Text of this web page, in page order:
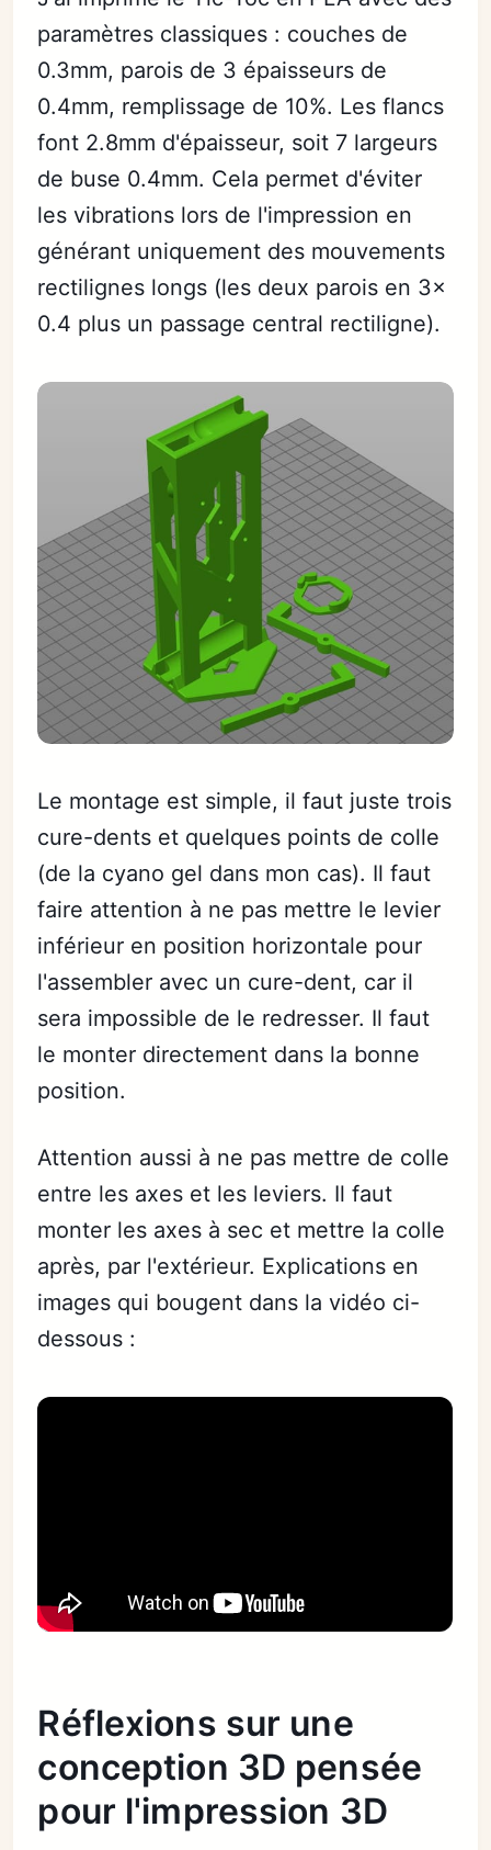
paramètres classiques : couches de
0.3mm, parois de 3 épaisseurs de
0.4mm, remplissage de 10%. Les flancs
font 2.8mm d'épaisseur, soit 7 largeurs
de buse 0.4mm. Cela permet d'éviter
les vibrations lors de l'impression en
générant uniquement des mouvements
rectilignes longs (les deux parois en 3x
0.4 plus un passage central rectiligne).
Le montage est simple, il faut juste trois
cure-dents et quelques points de colle
(de la cyano gel dans mon cas). Il faut
faire attention à ne pas mettre le levier
inférieur en position horizontale pour
l'assembler avec un cure-dent, car il
sera impossible de le redresser. Il faut
le monter directement dans la bonne
position.
Attention aussi à ne pas mettre de colle
entre les axes et les leviers. Il faut
monter les axes à sec et mettre la colle
après, par l'extérieur. Explications en
images qui bougent dans la vidéo ci-
dessous :
Réflexions sur une
conception 3D pensée
pour l'impression 3D